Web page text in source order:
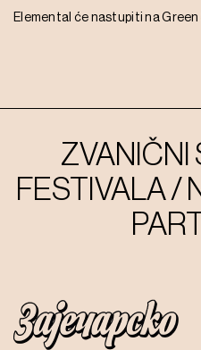
Elemental će nastupiti na Green
ZVANIČNI
FESTIVALA /